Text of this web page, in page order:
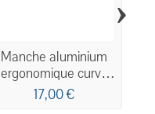
Manche aluminium
ergonomique curve
réglable 1,70M
17,00 €
›